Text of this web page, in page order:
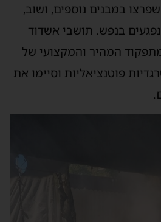
במבנים נוספים, ושוב,
בנפש. תושבי אשדוד
המהיר והמקצועי של
פוטנציאליות וסיימו את